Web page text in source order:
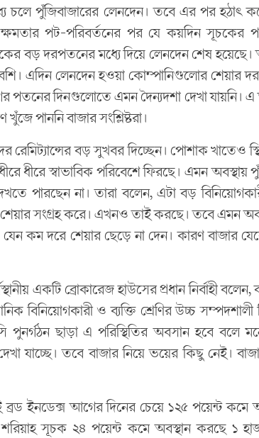
চলে পুঁজিবাজারের লেনদেন। তবে এর পর হঠাৎ
পট-পরিবর্তনের পর যে কয়দিন সূচকের
বড় দরপতনের মধ্যে দিয়ে লেনদেন শেষ
এদিন লেনদেন হওয়া কোম্পানিগুলোর শেয়ার
পতনের দিনগুলোতে এমন দৈন্যদশা দেখা যায়নি।
পাননি বাজার সংশ্লিষ্টরা।
রেমিট্যান্সের বড় সুখবর দিচ্ছেন। পোশাক খাতেও
ধীরে স্বাভাবিক পরিবেশে ফিরছে। এমন
পারছেন না। তারা বলেন, এটা বড়
সংগ্রহ করে। এখনও তাই করছে। তবে এমন
যেন কম দরে শেয়ার ছেড়ে না দেন। কারণ
একটি ব্রোকারেজ হাউসের প্রধান নির্বাহী
বিনিয়োগকারী ও ব্যক্তি শ্রেণির উচ্চ
পুনর্গঠন ছাড়া এ পরিস্থিতির অবসান হবে বলে
যাচ্ছে। তবে বাজার নিয়ে ভয়ের কিছু নেই।
ব্রড ইনডেক্স আগের দিনের চেয়ে ১২৫ পয়েন্ট কমে
সূচক ২৪ পয়েন্ট কমে অবস্থান করছে ১